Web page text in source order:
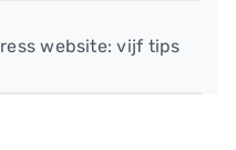
website: vijf tips